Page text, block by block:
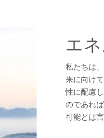
エ
私たちは
来に向け
性に配慮
のであれ
可能とは